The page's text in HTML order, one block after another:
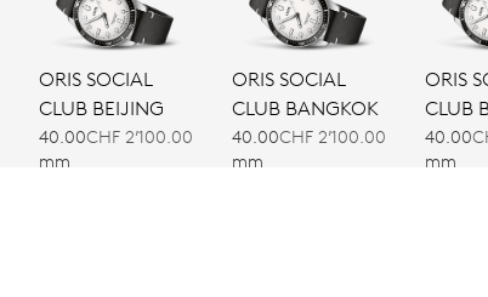
ORIS SOCIAL
CLUB BEIJING
40.00
mm
CHF 2’100.00
ORIS SOCIAL
CLUB BANGKOK
40.00
mm
CHF 2’100.00
ORIS
CLUB
40.00
mm